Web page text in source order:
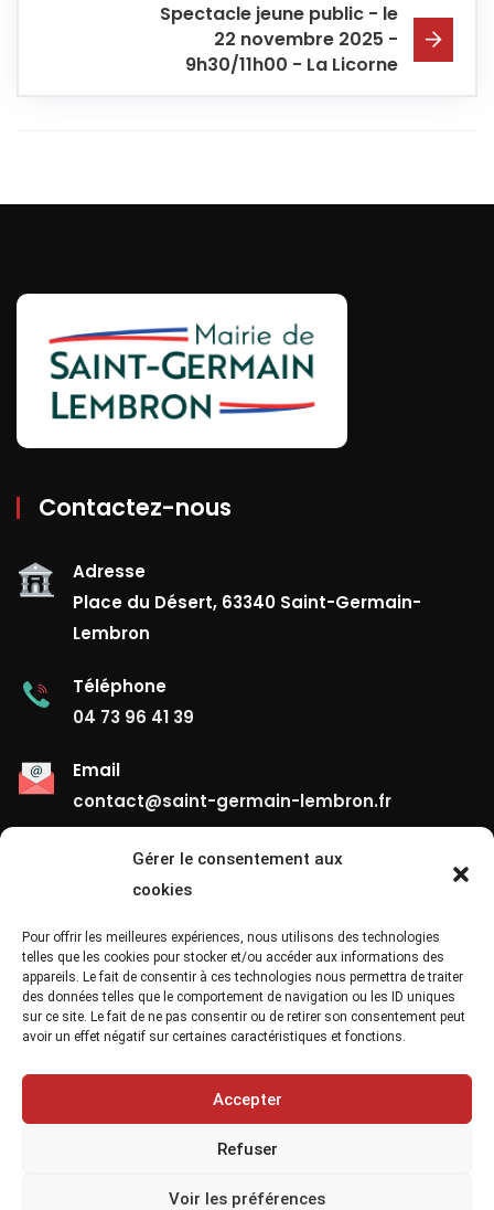
Gérer le consentement aux
cookies
Pour offrir les meilleures expériences, nous utilisons des technologies
telles que les cookies pour stocker et/ou accéder aux informations des
appareils. Le fait de consentir à ces technologies nous permettra de traiter
des données telles que le comportement de navigation ou les ID uniques
sur ce site. Le fait de ne pas consentir ou de retirer son consentement peut
avoir un effet négatif sur certaines caractéristiques et fonctions.
Accepter
Refuser
Voir les préférences
Spectacle jeune public - le
22 novembre 2025 -
9h30/11h00 - La Licorne
Contactez-nous
Adresse
Place du Désert, 63340 Saint-Germain-
Lembron
Téléphone
04 73 96 41 39
Email
contact@saint-germain-lembron.fr
Liens Utiles
Contact
Mentions Légales
Confidentialité
Site Map